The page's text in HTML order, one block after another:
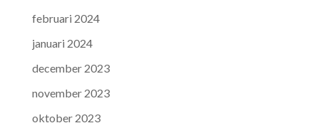
februari 2024
januari 2024
december 2023
november 2023
oktober 2023